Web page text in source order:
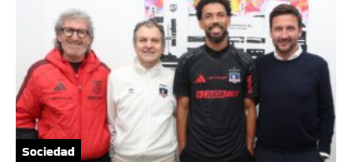
Sociedad